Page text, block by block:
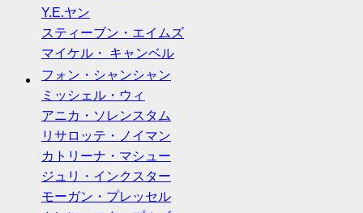
Y.E.ヤン
スティーブン・エイムズ
マイケル・ キャンベル
フォン・シャンシャン
ミッシェル・ウィ
アニカ・ソレンスタム
リサロッテ・ノイマン
カトリーナ・マシュー
ジュリ・インクスター
モーガン・プレッセル